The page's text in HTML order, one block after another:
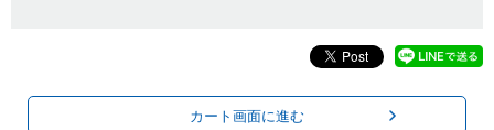
カート画面に進む